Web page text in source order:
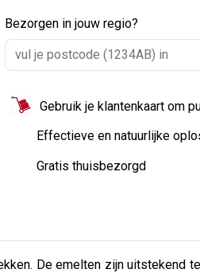
Bezorgen in jouw regio?
Gebruik je klantenkaart om
Effectieve en natuurlijke
Gratis thuisbezorgd
De emelten zijn uitstekend